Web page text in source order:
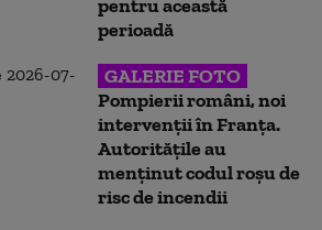
pentru această
perioadă
GALERIE FOTO
Pompierii români, noi
intervenții în Franța.
Autoritățile au
menținut codul roșu de
risc de incendii